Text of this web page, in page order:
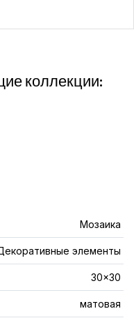
коллекции:
Мозаика
элементы
30x30
матовая